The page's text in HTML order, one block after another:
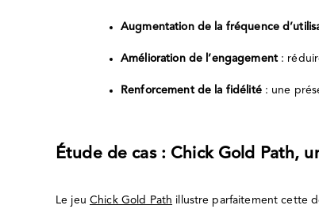
Augmentation de la fréquence
Amélioration de l’engagement:
Renforcement de la fidélité: une
Étude de cas : Chick Gold Path,
Le jeu Chick Gold Path illustre parfaitement cette